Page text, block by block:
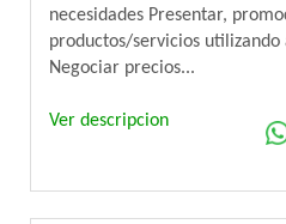
necesidades Presentar,
productos/servicios utilizando
Negociar precios...
Ver descripcion